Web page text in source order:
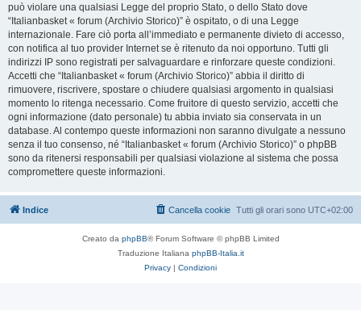
può violare una qualsiasi Legge del proprio Stato, o dello Stato dove
“Italianbasket « forum (Archivio Storico)” è ospitato, o di una Legge
internazionale. Fare ciò porta all’immediato e permanente divieto di accesso,
con notifica al tuo provider Internet se è ritenuto da noi opportuno. Tutti gli
indirizzi IP sono registrati per salvaguardare e rinforzare queste condizioni.
Accetti che “Italianbasket « forum (Archivio Storico)” abbia il diritto di
rimuovere, riscrivere, spostare o chiudere qualsiasi argomento in qualsiasi
momento lo ritenga necessario. Come fruitore di questo servizio, accetti che
ogni informazione (dato personale) tu abbia inviato sia conservata in un
database. Al contempo queste informazioni non saranno divulgate a nessuno
senza il tuo consenso, né “Italianbasket « forum (Archivio Storico)” o phpBB
sono da ritenersi responsabili per qualsiasi violazione al sistema che possa
compromettere queste informazioni.
Indice Tutti gli orari sono UTC+02:00
Cancella cookie
Creato da phpBB® Forum Software © phpBB Limited
Traduzione Italiana phpBB-Italia.it
Privacy | Condizioni